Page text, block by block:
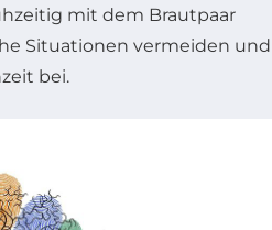
mit dem Brautpaar
Situationen vermeiden und
bei.